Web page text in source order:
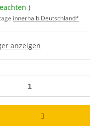
)
innerhalb Deutschland*
anzeigen